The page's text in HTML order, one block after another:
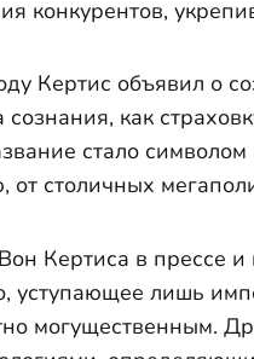
конкурентов,
Кертис объявил о
сознания, как
стало
столичных
Кертиса в прессе
уступающее лишь
могущественным.